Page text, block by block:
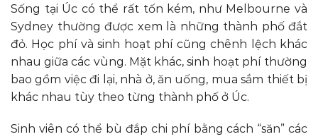
Sống tại Úc có thể rất tốn kém, như Melbourne và
Sydney thường được xem là những thành phố đắt
đỏ. Học phí và sinh hoạt phí cũng chênh lệch khác
nhau giữa các vùng. Mặt khác, sinh hoạt phí thường
bao gồm việc đi lại, nhà ở, ăn uống, mua sắm thiết bị
khác nhau tùy theo từng thành phố ở Úc.
Sinh viên có thể bù đắp chi phí bằng cách “săn” các